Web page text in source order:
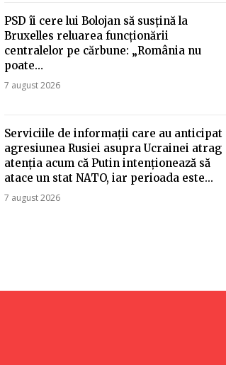
PSD îi cere lui Bolojan să susțină la
Bruxelles reluarea funcționării
centralelor pe cărbune: „România nu
poate…
7 august 2026
Serviciile de informații care au anticipat
agresiunea Rusiei asupra Ucrainei atrag
atenția acum că Putin intenționează să
atace un stat NATO, iar perioada este...
7 august 2026